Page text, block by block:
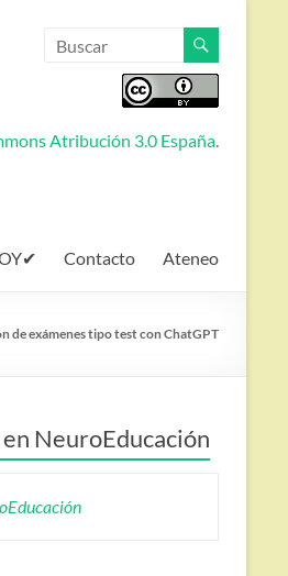
Atribución 3.0 España.
Contacto Ateneo
de exámenes tipo test con ChatGPT
NeuroEducación